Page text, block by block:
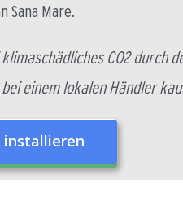
Sana Mare.
CO2 durch
einem lokalen Händler
installieren